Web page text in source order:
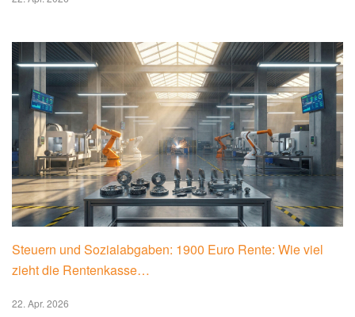
Steuern und Sozialabgaben: 1900 Euro Rente: Wie viel
zieht die Rentenkasse…
22. Apr. 2026